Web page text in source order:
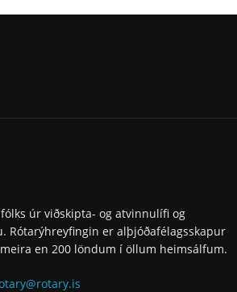
úr viðskipta- og atvinnulífi og
Rótarýhreyfingin er alþjóðafélagsskapur
en 200 löndum í öllum heimsálfum.